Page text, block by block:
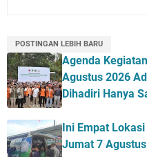
POSTINGAN LEBIH BARU
Agenda
Agustus 2026
Dihadiri Hanya
Ini Empat
Jumat 7